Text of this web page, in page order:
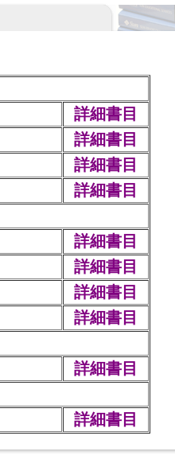
詳細書目
詳細書目
詳細書目
詳細書目
詳細書目
詳細書目
詳細書目
詳細書目
詳細書目
詳細書目